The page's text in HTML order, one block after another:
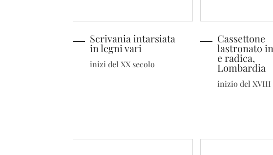
Scrivania intarsiata
in legni vari
inizi del XX secolo
Cassettone
lastronato
e radica,
Lombardia
inizio del XVIII